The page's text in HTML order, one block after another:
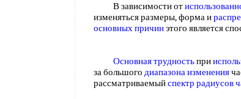
В зависимости от
изменяться размеры, форма и
основных причинэтого является
Основная трудностьпри
за большого диапазона изменения
рассматриваемыйспектр радиусов